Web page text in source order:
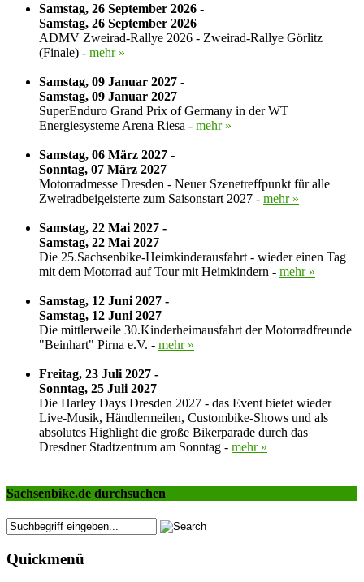
Samstag, 26 September 2026 -
Samstag, 26 September 2026
ADMV Zweirad-Rallye 2026 - Zweirad-Rallye Görlitz
(Finale) - mehr »
Samstag, 09 Januar 2027 -
Samstag, 09 Januar 2027
SuperEnduro Grand Prix of Germany in der WT
Energiesysteme Arena Riesa - mehr »
Samstag, 06 März 2027 -
Sonntag, 07 März 2027
Motorradmesse Dresden - Neuer Szenetreffpunkt für alle
Zweiradbeigeisterte zum Saisonstart 2027 - mehr »
Samstag, 22 Mai 2027 -
Samstag, 22 Mai 2027
Die 25.Sachsenbike-Heimkinderausfahrt - wieder einen Tag
mit dem Motorrad auf Tour mit Heimkindern - mehr »
Samstag, 12 Juni 2027 -
Samstag, 12 Juni 2027
Die mittlerweile 30.Kinderheimausfahrt der Motorradfreunde
"Beinhart" Pirna e.V. - mehr »
Freitag, 23 Juli 2027 -
Sonntag, 25 Juli 2027
Die Harley Days Dresden 2027 - das Event bietet wieder
Live-Musik, Händlermeilen, Custombike-Shows und als
absolutes Highlight die große Bikerparade durch das
Dresdner Stadtzentrum am Sonntag - mehr »
Sachsenbike.de durchsuchen
Quickmenü